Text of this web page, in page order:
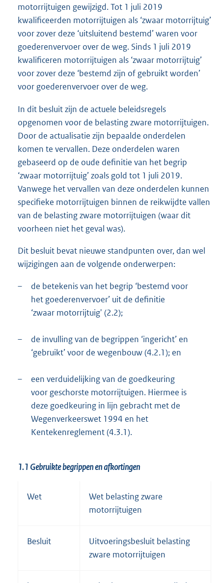
motorrijtuigen gewijzigd. Tot 1 juli 2019
kwalificeerden motorrijtuigen als ‘zwaar motorrijtuig’
voor zover deze ‘uitsluitend bestemd’ waren voor
goederenvervoer over de weg. Sinds 1 juli 2019
kwalificeren motorrijtuigen als ‘zwaar motorrijtuig’
voor zover deze ‘bestemd zijn of gebruikt worden’
voor goederenvervoer over de weg.
In dit besluit zijn de actuele beleidsregels
opgenomen voor de belasting zware motorrijtuigen.
Door de actualisatie zijn bepaalde onderdelen
komen te vervallen. Deze onderdelen waren
gebaseerd op de oude definitie van het begrip
‘zwaar motorrijtuig’ zoals gold tot 1 juli 2019.
Vanwege het vervallen van deze onderdelen kunnen
specifieke motorrijtuigen binnen de reikwijdte vallen
van de belasting zware motorrijtuigen (waar dit
voorheen niet het geval was).
Dit besluit bevat nieuwe standpunten over, dan wel
wijzigingen aan de volgende onderwerpen:
–
de betekenis van het begrip ‘bestemd voor
het goederenvervoer’ uit de definitie
‘zwaar motorrijtuig' (2.2);
–
de invulling van de begrippen ‘ingericht’ en
‘gebruikt’ voor de wegenbouw (4.2.1); en
–
een verduidelijking van de goedkeuring
voor geschorste motorrijtuigen. Hiermee is
deze goedkeuring in lijn gebracht met de
Wegenverkeerswet 1994 en het
Kentekenreglement (4.3.1).
1.1 Gebruikte begrippen en afkortingen
Wet
Wet belasting zware
motorrijtuigen
Besluit
Uitvoeringsbesluit belasting
zware motorrijtuigen